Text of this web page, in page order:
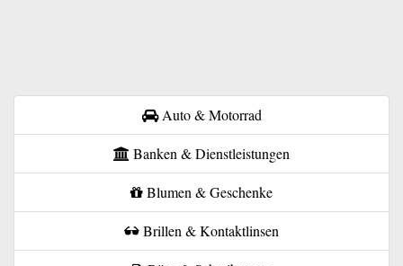
Auto & Motorrad
Banken & Dienstleistungen
Blumen & Geschenke
Brillen & Kontaktlinsen